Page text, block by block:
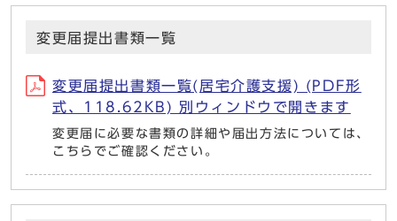
変更届提出書類一覧
変更届提出書類一覧(居宅介護支援) (PDF形
式、118.62KB) 別ウィンドウで開きます
変更届に必要な書類の詳細や届出方法については、
こちらでご確認ください。